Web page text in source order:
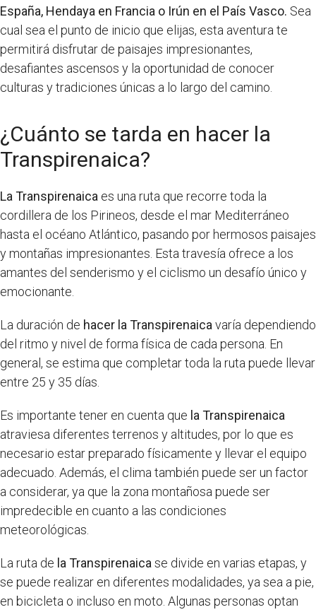
España, Hendaya en Francia o Irún en el País Vasco. Sea
cual sea el punto de inicio que elijas, esta aventura te
permitirá disfrutar de paisajes impresionantes,
desafiantes ascensos y la oportunidad de conocer
culturas y tradiciones únicas a lo largo del camino.
¿Cuánto se tarda en hacer la
Transpirenaica?
La Transpirenaica es una ruta que recorre toda la
cordillera de los Pirineos, desde el mar Mediterráneo
hasta el océano Atlántico, pasando por hermosos paisajes
y montañas impresionantes. Esta travesía ofrece a los
amantes del senderismo y el ciclismo un desafío único y
emocionante.
La duración de hacer la Transpirenaica varía dependiendo
del ritmo y nivel de forma física de cada persona. En
general, se estima que completar toda la ruta puede llevar
entre 25 y 35 días.
Es importante tener en cuenta que la Transpirenaica
atraviesa diferentes terrenos y altitudes, por lo que es
necesario estar preparado físicamente y llevar el equipo
adecuado. Además, el clima también puede ser un factor
a considerar, ya que la zona montañosa puede ser
impredecible en cuanto a las condiciones
meteorológicas.
La ruta de la Transpirenaica se divide en varias etapas, y
se puede realizar en diferentes modalidades, ya sea a pie,
en bicicleta o incluso en moto. Algunas personas optan